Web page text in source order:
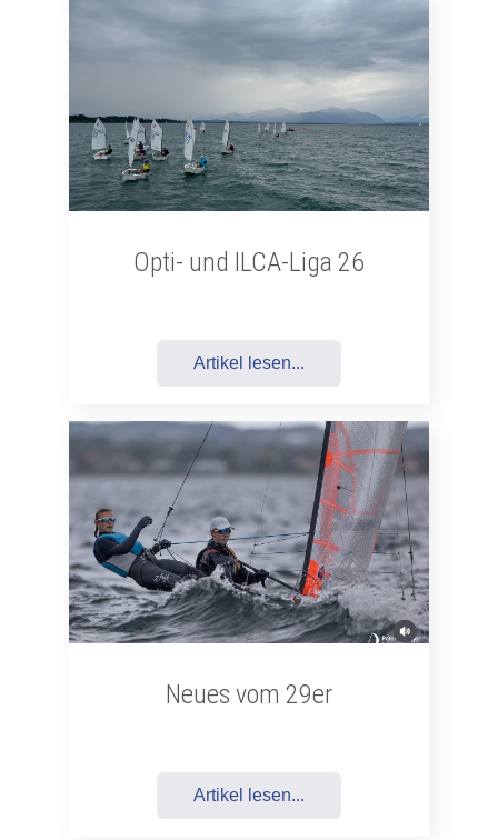
Opti- und ILCA-Liga 26
Artikel lesen...
Neues vom 29er
Artikel lesen...